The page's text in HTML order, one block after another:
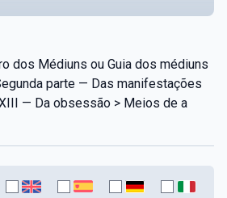
dos Médiuns ou Guia dos médiuns
parte — Das manifestações
— Da obsessão > Meios de a